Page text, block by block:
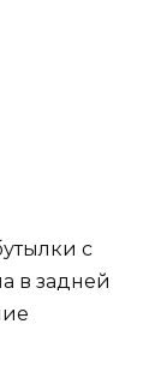
с
в задней